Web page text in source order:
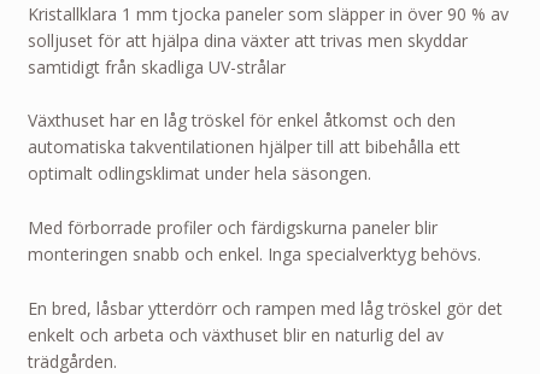
Kristallklara 1 mm tjocka paneler som släpper in över 90 % av
solljuset för att hjälpa dina växter att trivas men skyddar
samtidigt från skadliga UV-strålar
Växthuset har en låg tröskel för enkel åtkomst och den
automatiska takventilationen hjälper till att bibehålla ett
optimalt odlingsklimat under hela säsongen.
Med förborrade profiler och färdigskurna paneler blir
monteringen snabb och enkel. Inga specialverktyg behövs.
En bred, låsbar ytterdörr och rampen med låg tröskel gör det
enkelt och arbeta och växthuset blir en naturlig del av
trädgården.